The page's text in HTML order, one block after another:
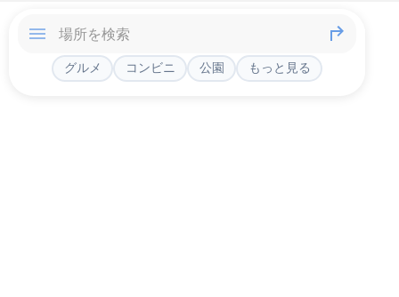
グルメ コンビニ 公園 もっと見る